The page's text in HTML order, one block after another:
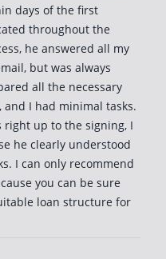
days of the first
throughout the
he answered all my
but was always
all the necessary
I had minimal tasks.
right up to the signing, I
he clearly understood
I can only recommend
you can be sure
loan structure for